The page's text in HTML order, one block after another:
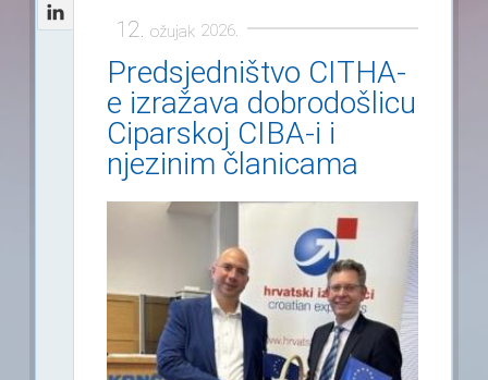
12. ožujak 2026.
Predsjedništvo CITHA-
e izražava dobrodošlicu
Ciparskoj CIBA-i i
njezinim članicama